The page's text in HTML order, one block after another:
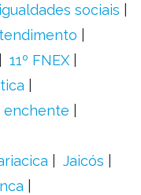
sociais
11º FNEX
enchente
Jaicós